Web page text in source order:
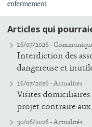
enfermement
Articles qui
16/07/2026 -
Interdiction des
dangereuse et
16/07/2026 -Actualités
Visites domiciliaires
projet contraire
30/06/2026 -Actualités